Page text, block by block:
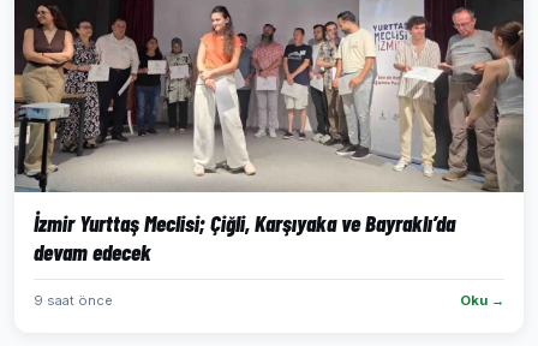
İzmir Yurttaş Meclisi; Çiğli, Karşıyaka ve Bayraklı’da
devam edecek
9 saat önce Oku →